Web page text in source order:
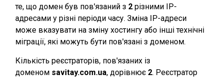
те, що домен був пов'язаний з 2 різними IP-
адресами у різні періоди часу. Зміна IP-адреси
може вказувати на зміну хостингу або інші технічні
міграції, які можуть бути пов'язані з доменом.
Кількість реєстраторів, пов'язаних із
доменом savitay.com.ua, дорівнює 2. Реєстратор